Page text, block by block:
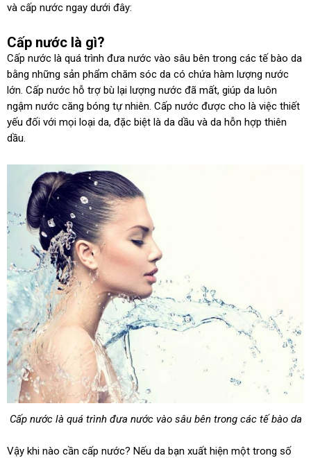
và cấp nước ngay dưới đây:
Cấp nước là gì?
Cấp nước là quá trình đưa nước vào sâu bên trong các tế bào da
bằng những sản phẩm chăm sóc da có chứa hàm lượng nước
lớn. Cấp nước hỗ trợ bù lại lượng nước đã mất, giúp da luôn
ngậm nước căng bóng tự nhiên. Cấp nước được cho là việc thiết
yếu đối với mọi loại da, đặc biệt là da dầu và da hỗn hợp thiên
dầu.
Cấp nước là quá trình đưa nước vào sâu bên trong các tế bào da
Vậy khi nào cần cấp nước? Nếu da bạn xuất hiện một trong số